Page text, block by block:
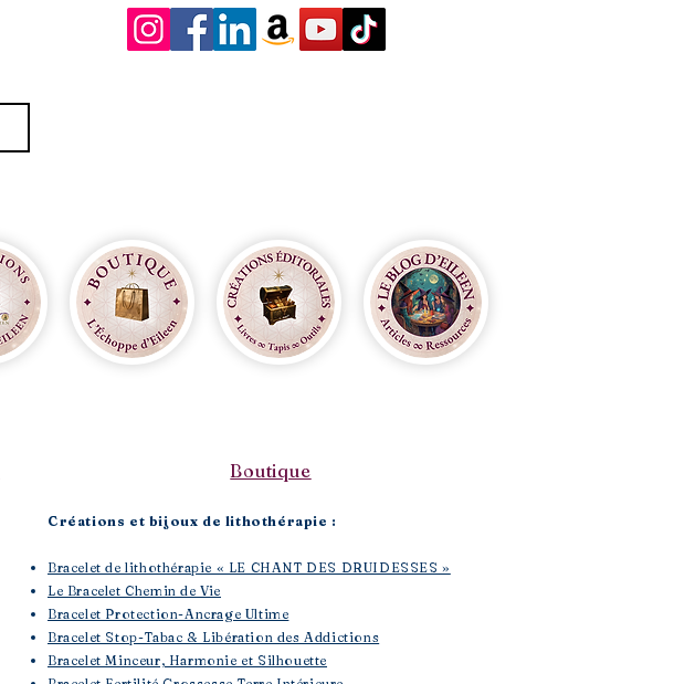
Boutique​
Créations et bijoux de lithothérapie :
Bracelet de lithothérapie « LE CHANT DES DRUIDESSES »
Le Bracelet Chemin de Vie
Bracelet Protection-Ancrage Ultime
Bracelet Stop-Tabac & Libération des Addictions
Bracelet Minceur, Harmonie et Silhouette